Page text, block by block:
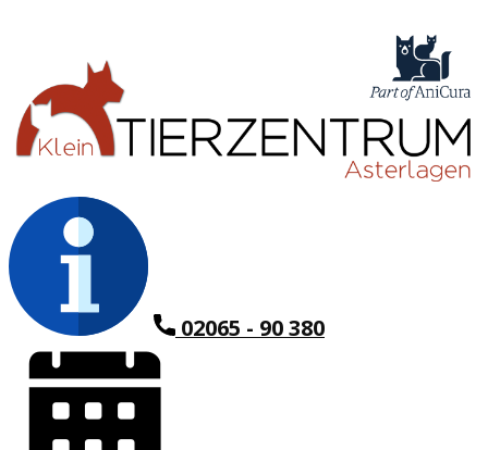
02065 - 90 380